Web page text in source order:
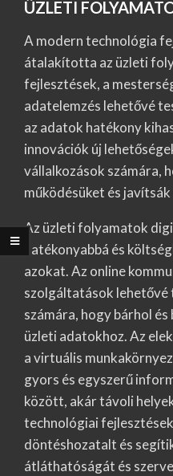
ÜZLETI
A modern technológia
átalakította az üzleti
fejlesztések, a
adatelemzés lehetővé
az adatok hatékony
innovációk új
vállalkozások számára,
működésüket és
Az üzleti folyamatok
hatékonyabbá és
azokat. Az online
szolgáltatások lehetővé
számára, hogy bárhol
üzleti adatokhoz. Az
a virtuális
gyors és egyszerű
között, akár távoli
technológiai
döntéshozatalt és
átláthatóságát és